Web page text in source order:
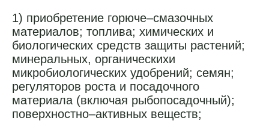
1) приобретение горюче–смазочных
материалов; топлива; химических и
биологических средств защиты растений;
минеральных, органическихи
микробиологических удобрений; семян;
регуляторов роста и посадочного
материала (включая рыбопосадочный);
поверхностно–активных веществ;